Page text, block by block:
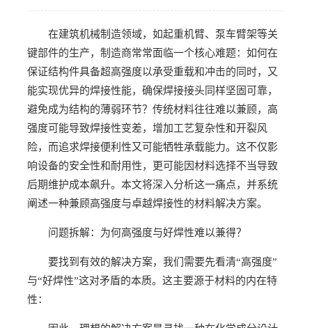
在建筑机械制造领域，如起重机臂、泵车臂架等关
键部件的生产，制造商常常面临一个核心难题：如何在
保证结构件具备超高强度以承受重载和冲击的同时，又
能实现优异的焊接性能，确保焊接接头同样坚固可靠，
避免成为结构的薄弱环节？传统材料往往难以兼顾，高
强度可能导致焊接性变差，增加工艺复杂性和开裂风
险，而追求焊接便利性又可能牺牲承载能力。这不仅影
响设备的安全性和耐用性，更可能因材料选择不当导致
后期维护成本飙升。本文将深入分析这一痛点，并系统
阐述一种兼顾高强度与卓越焊接性的材料解决方案。
问题拆解：为何高强度与好焊性难以兼得？
要找到有效的解决方案，我们需要先看清“高强度”
与“好焊性”这对矛盾的本质。这主要源于材料的内在特
性：